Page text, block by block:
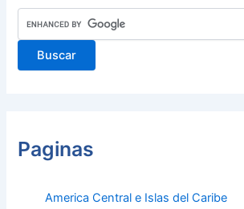
Paginas
America Central e Islas del Caribe